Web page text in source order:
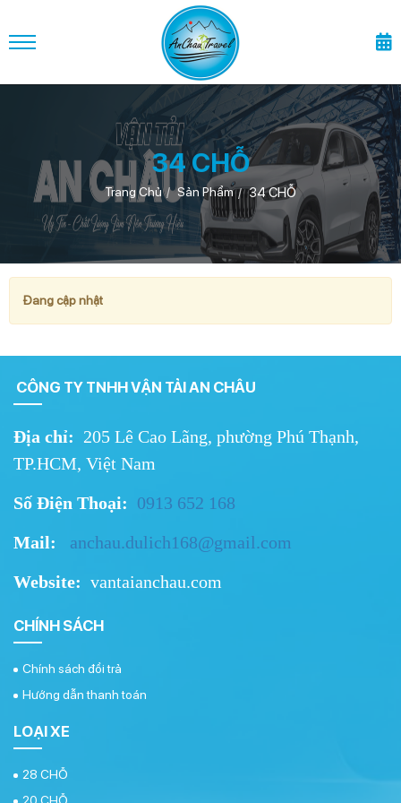
Trang Chủ Sản Phẩm 34 CHỖ
34 CHỖ
Đang cập nhật
CÔNG TY TNHH VẬN TẢI AN CHÂU
Địa chỉ: 205 Lê Cao Lãng, phường Phú Thạnh,
TP.HCM, Việt Nam
Số Điện Thoại: 0913 652 168
Mail:
anchau.dulich168@gmail.com
Website: vantaianchau.com
CHÍNH SÁCH
Chính sách đổi trả
Hướng dẫn thanh toán
LOẠI XE
28 CHỖ